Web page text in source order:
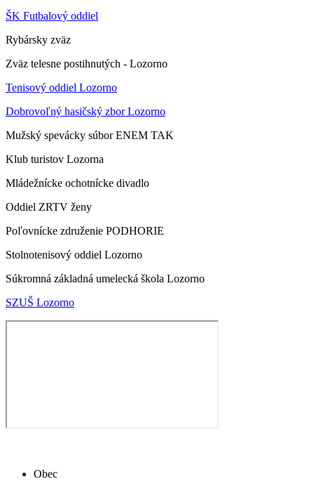
ŠK Futbalový oddiel
Rybársky zväz
Zväz telesne postihnutých - Lozorno
Tenisový oddiel Lozorno
Dobrovoľný hasičský zbor Lozorno
Mužský spevácky súbor ENEM TAK
Klub turistov Lozorna
Mládežnícke ochotnícke divadlo
Oddiel ZRTV ženy
Poľovnícke združenie PODHORIE
Stolnotenisový oddiel Lozorno
Súkromná základná umelecká škola Lozorno
SZUŠ Lozorno
Obec